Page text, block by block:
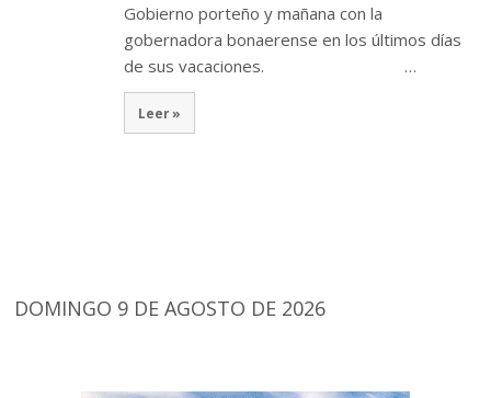
Gobierno porteño y mañana con la
gobernadora bonaerense en los últimos días
de sus vacaciones. …
Leer »
DOMINGO 9 DE AGOSTO DE 2026